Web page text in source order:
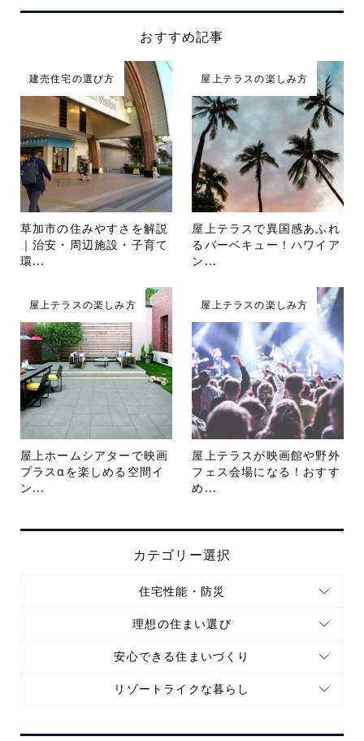
おすすめ記事
建売住宅の選び方
草加市の住みやすさを解説
｜治安・周辺施設・子育て
環...
屋上テラスの楽しみ方
屋上テラスで異国感あふれ
るバーベキュー！ハワイア
ン...
屋上テラスの楽しみ方
屋上ホームシアターで映画
プラスαを楽しめる空間イ
ン...
屋上テラスの楽しみ方
屋上テラスが映画館や野外
フェス会場になる！おすす
め...
カテゴリー選択
住宅性能・防災
理想の住まい選び
安心できる住まいづくり
リゾートライクな暮らし